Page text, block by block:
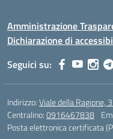
Amministrazione
Dichiarazione di
Seguici su:
Indirizzo:Viale della Ragione,
Centralino:0916467838
Posta elettronica certificata